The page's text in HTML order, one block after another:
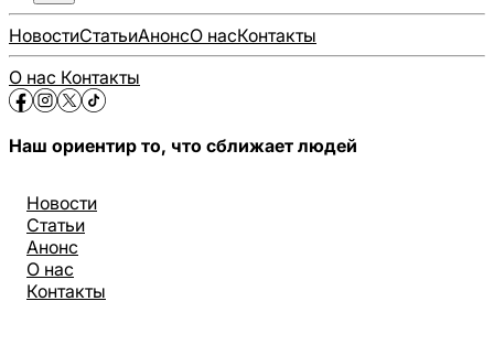
НовостиСтатьиАнонсО насКонтакты
О нас Контакты
Наш ориентир то, что сближает людей
Новости
Статьи
Анонс
О нас
Контакты